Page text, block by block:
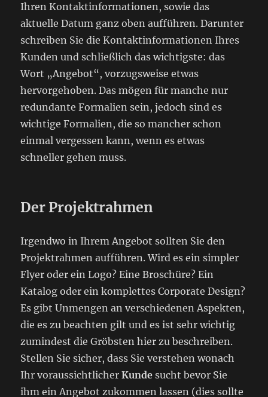
Ihren Kontaktinformationen, sowie das
aktuelle Datum ganz oben aufführen. Darunter
schreiben Sie die Kontaktinformationen Ihres
Kunden und schließlich das wichtigste: das
Wort „Angebot“, vorzugsweise etwas
hervorgehoben. Das mögen für manche nur
redundante Formalien sein, jedoch sind es
wichtige Formalien, die so mancher schon
einmal vergessen kann, wenn es etwas
schneller gehen muss.
Der Projektrahmen
Irgendwo in Ihrem Angebot sollten Sie den
Projektrahmen aufführen. Wird es ein simpler
Flyer oder ein Logo? Eine Broschüre? Ein
Katalog oder ein komplettes Corporate Design?
Es gibt Unmengen an verschiedenen Aspekten,
die es zu beachten gilt und es ist sehr wichtig
zumindest die Gröbsten hier zu beschreiben.
Stellen Sie sicher, dass Sie verstehen wonach
Ihr voraussichtlicherKunde sucht bevor Sie
ihm ein Angebot zukommen lassen (dies sollte